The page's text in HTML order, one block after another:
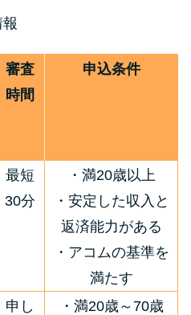
りる3つのポイント
徴別一覧
賃払えない…2ヵ月目に
ないと危険な理由と対
ないが強制退去は避け
役所に相談より賢い方
審査
時間
申込条件
最短
30分
・満20歳以上
・安定した収入と
返済能力がある
・アコムの基準を
満たす
申し
・満20歳～70歳